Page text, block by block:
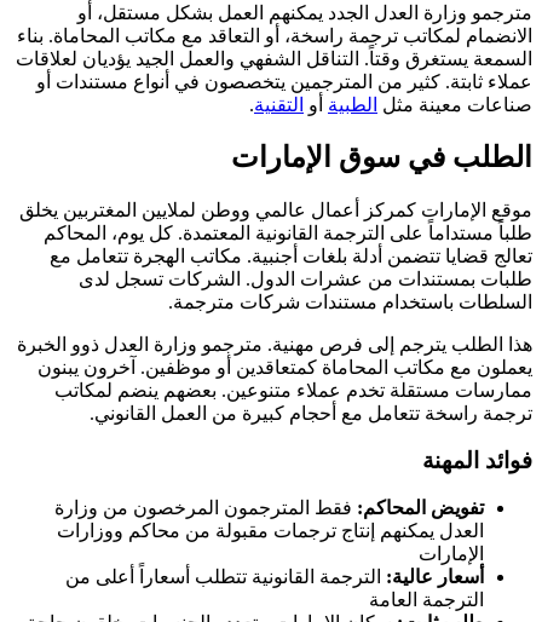
مترجمو وزارة العدل الجدد يمكنهم العمل بشكل مستقل، أو
الانضمام لمكاتب ترجمة راسخة، أو التعاقد مع مكاتب المحاماة. بناء
السمعة يستغرق وقتاً. التناقل الشفهي والعمل الجيد يؤديان لعلاقات
عملاء ثابتة. كثير من المترجمين يتخصصون في أنواع مستندات أو
صناعات معينة مثل الطبية أو التقنية.
الطلب في سوق الإمارات
موقع الإمارات كمركز أعمال عالمي ووطن لملايين المغتربين يخلق
طلباً مستداماً على الترجمة القانونية المعتمدة. كل يوم، المحاكم
تعالج قضايا تتضمن أدلة بلغات أجنبية. مكاتب الهجرة تتعامل مع
طلبات بمستندات من عشرات الدول. الشركات تسجل لدى
السلطات باستخدام مستندات شركات مترجمة.
هذا الطلب يترجم إلى فرص مهنية. مترجمو وزارة العدل ذوو الخبرة
يعملون مع مكاتب المحاماة كمتعاقدين أو موظفين. آخرون يبنون
ممارسات مستقلة تخدم عملاء متنوعين. بعضهم ينضم لمكاتب
ترجمة راسخة تتعامل مع أحجام كبيرة من العمل القانوني.
فوائد المهنة
تفويض المحاكم: فقط المترجمون المرخصون من وزارة
العدل يمكنهم إنتاج ترجمات مقبولة من محاكم ووزارات
الإمارات
أسعار عالية: الترجمة القانونية تتطلب أسعاراً أعلى من
الترجمة العامة